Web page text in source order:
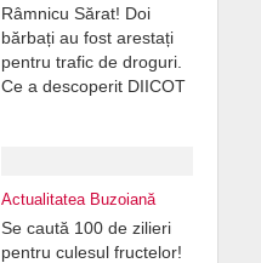
Râmnicu Sărat! Doi
bărbați au fost arestați
pentru trafic de droguri.
Ce a descoperit DIICOT
Actualitatea Buzoiană
Se caută 100 de zilieri
pentru culesul fructelor!